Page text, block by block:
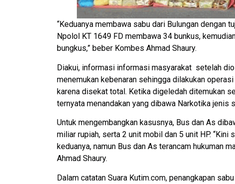
“Keduanya membawa sabu dari Bulungan dengan
Npolol KT 1649 FD membawa 34 bunkus,
bungkus,” beber Kombes Ahmad Shaury.
Diakui, informasi informasi masyarakat setelah
menemukan kebenaran sehingga dilakukan
karena disekat total. Ketika digeledah ditemukan
ternyata menandakan yang dibawa Narkotika jenis
Untuk mengembangkan kasusnya, Bus dan As
miliar rupiah, serta 2 unit mobil dan 5 unit HP.
keduanya, namun Bus dan As terancam hukuman
Ahmad Shaury.
Dalam catatan Suara Kutim.com, penangkapan